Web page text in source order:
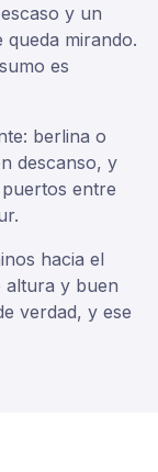
y un
mirando.
es
berlina o
descanso, y
entre
hacia el
altura y buen
verdad, y ese